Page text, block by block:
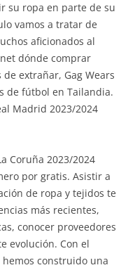
su ropa en parte de su
vamos a tratar de
aficionados al
dónde comprar
extrañar, Gag Wears
de fútbol en Tailandia.
Madrid 2023/2024
Coruña 2023/2024
por gratis. Asistir a
de ropa y tejidos te
más recientes,
conocer proveedores
evolución. Con el
construido una